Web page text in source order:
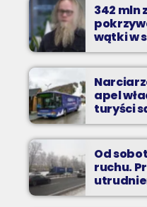
342 mln
wątki w
z
apel
turyści
Od
ruchu.